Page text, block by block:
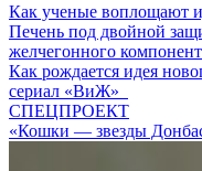
Как ученые воплощают
Печень под двойной
желчегонного
Как рождается идея
сериал «ВиЖ»
СПЕЦПРОЕКТ
«Кошки — звезды